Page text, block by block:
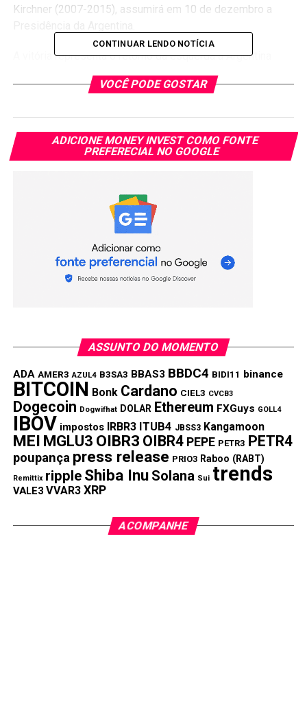
Kirchner (2007-2015), assumirá em 10 de dezembro a
A vitória representa o retorno da esquerda à Argentina
após quatro anos. O país tem 44 milhões de habitantes e
está mergulhado em uma grave crise econômica.
VITORIA PODE IMPACTAR
MERCADOS
peronismo, o triunfo da oposição pode impactar os
mercados na segunda-feira e provocar uma nova queda no
já combalido peso argentino, que em agosto caiu muito
após o resultado das primárias.
A forte alta na inflação, no desemprego e na pobreza são
melhora na transparência e nas iniciativas públicas.
Compartilhar:
Copy
Link
WhatsApp
Twitter
Facebook
Reddit
Email
TÓPICOS RELACIONADOS:
PRÓXIMA:
Ibovespa atinge nova máxima 108 mil pontos
Senado aprova texto base da Reforma da
Previdência
CONTINUAR LENDO NOTÍCIA
VOCÊ PODE GOSTAR
ADICIONE MONEY INVEST COMO FONTE
PREFERECIAL NO GOOGLE
ASSUNTO DO MOMENTO
ADA AMER3 AZUL4 B3SA3 BBAS3 BBDC4 BIDI11 binance
BITCOIN Bonk Cardano CIEL3 CVCB3
Dogecoin Dogwifhat DOLAR Ethereum FXGuys GOLL4
IBOV impostos IRBR3 ITUB4 JBSS3 Kangamoon
MEI MGLU3 OIBR3 OIBR4 PEPE PETR3 PETR4
poupança press release PRIO3 Raboo (RABT)
Remittix ripple Shiba Inu Solana Sui trends
VALE3 VVAR3 XRP
ACOMPANHE